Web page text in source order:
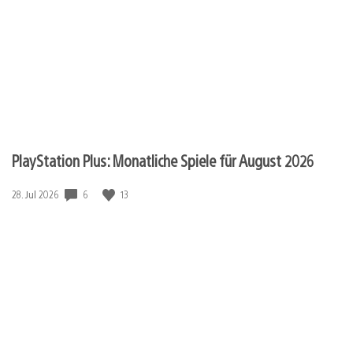
PlayStation Plus: Monatliche Spiele für August 2026
Veröffentlichungsdatum:
28. Jul 2026 6 13